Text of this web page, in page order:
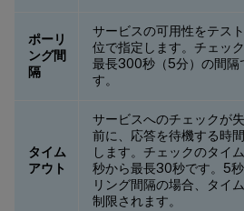
ポーリ
ング間
隔
サービスの可用性をテス
位で指定します。チェッ
最長300秒（5分）の間隔
す。
タイム
アウト
サービスへのチェックが
前に、応答を待機する時
します。チェックのタイ
秒から最長30秒です。5
リング間隔の場合、タイ
制限されます。